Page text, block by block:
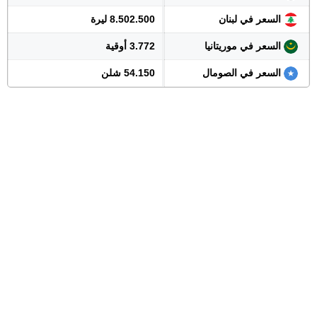
السعر في لبنان 8.502.500 ليرة
السعر في موريتانيا 3.772 أوقية
السعر في الصومال 54.150 شلن